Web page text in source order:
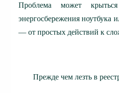
Проблема может крыться
энергосбережения
— от простых действий к
Прежде чем лезть в